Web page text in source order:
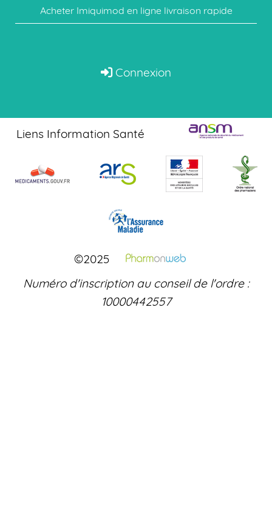
Acheter Imiquimod en ligne livraison rapide
Connexion
Liens Information Santé
©2025
Numéro d'inscription au conseil de l'ordre :
10000442557